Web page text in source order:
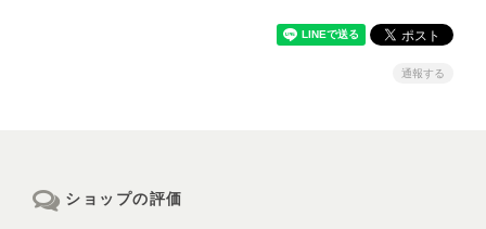
通報する
ショップの評価